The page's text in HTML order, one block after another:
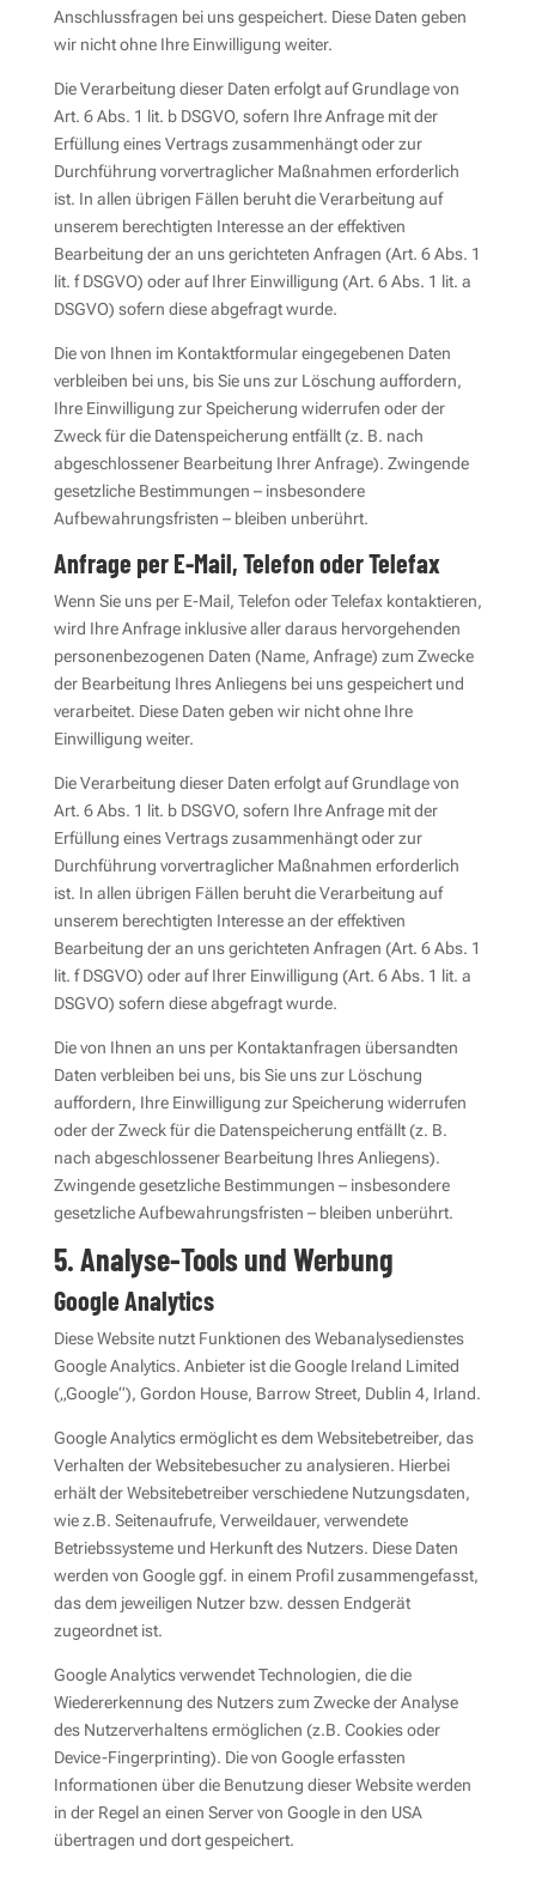
Anschlussfragen bei uns gespeichert. Diese Daten geben
wir nicht ohne Ihre Einwilligung weiter.
Die Verarbeitung dieser Daten erfolgt auf Grundlage von
Art. 6 Abs. 1 lit. b DSGVO, sofern Ihre Anfrage mit der
Erfüllung eines Vertrags zusammenhängt oder zur
Durchführung vorvertraglicher Maßnahmen erforderlich
ist. In allen übrigen Fällen beruht die Verarbeitung auf
unserem berechtigten Interesse an der effektiven
Bearbeitung der an uns gerichteten Anfragen (Art. 6 Abs. 1
lit. f DSGVO) oder auf Ihrer Einwilligung (Art. 6 Abs. 1 lit. a
DSGVO) sofern diese abgefragt wurde.
Die von Ihnen im Kontaktformular eingegebenen Daten
verbleiben bei uns, bis Sie uns zur Löschung auffordern,
Ihre Einwilligung zur Speicherung widerrufen oder der
Zweck für die Datenspeicherung entfällt (z. B. nach
abgeschlossener Bearbeitung Ihrer Anfrage). Zwingende
gesetzliche Bestimmungen – insbesondere
Aufbewahrungsfristen – bleiben unberührt.
Anfrage per E-Mail, Telefon oder Telefax
Wenn Sie uns per E-Mail, Telefon oder Telefax kontaktieren,
wird Ihre Anfrage inklusive aller daraus hervorgehenden
personenbezogenen Daten (Name, Anfrage) zum Zwecke
der Bearbeitung Ihres Anliegens bei uns gespeichert und
verarbeitet. Diese Daten geben wir nicht ohne Ihre
Einwilligung weiter.
Die Verarbeitung dieser Daten erfolgt auf Grundlage von
Art. 6 Abs. 1 lit. b DSGVO, sofern Ihre Anfrage mit der
Erfüllung eines Vertrags zusammenhängt oder zur
Durchführung vorvertraglicher Maßnahmen erforderlich
ist. In allen übrigen Fällen beruht die Verarbeitung auf
unserem berechtigten Interesse an der effektiven
Bearbeitung der an uns gerichteten Anfragen (Art. 6 Abs. 1
lit. f DSGVO) oder auf Ihrer Einwilligung (Art. 6 Abs. 1 lit. a
DSGVO) sofern diese abgefragt wurde.
Die von Ihnen an uns per Kontaktanfragen übersandten
Daten verbleiben bei uns, bis Sie uns zur Löschung
auffordern, Ihre Einwilligung zur Speicherung widerrufen
oder der Zweck für die Datenspeicherung entfällt (z. B.
nach abgeschlossener Bearbeitung Ihres Anliegens).
Zwingende gesetzliche Bestimmungen – insbesondere
gesetzliche Aufbewahrungsfristen – bleiben unberührt.
5. Analyse-Tools und Werbung
Google Analytics
Diese Website nutzt Funktionen des Webanalysedienstes
Google Analytics. Anbieter ist die Google Ireland Limited
(„Google“), Gordon House, Barrow Street, Dublin 4, Irland.
Google Analytics ermöglicht es dem Websitebetreiber, das
Verhalten der Websitebesucher zu analysieren. Hierbei
erhält der Websitebetreiber verschiedene Nutzungsdaten,
wie z.B. Seitenaufrufe, Verweildauer, verwendete
Betriebssysteme und Herkunft des Nutzers. Diese Daten
werden von Google ggf. in einem Profil zusammengefasst,
das dem jeweiligen Nutzer bzw. dessen Endgerät
zugeordnet ist.
Google Analytics verwendet Technologien, die die
Wiedererkennung des Nutzers zum Zwecke der Analyse
des Nutzerverhaltens ermöglichen (z.B. Cookies oder
Device-Fingerprinting). Die von Google erfassten
Informationen über die Benutzung dieser Website werden
in der Regel an einen Server von Google in den USA
übertragen und dort gespeichert.